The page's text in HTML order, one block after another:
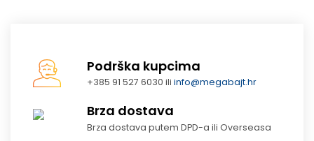
Podrška kupcima
+385 91 527 6030 iliinfo@megabajt.hr
Brza dostava
Brza dostava putem DPD-a ili Overseasa